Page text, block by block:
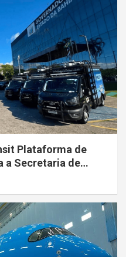
Plataforma de
a Secretaria de